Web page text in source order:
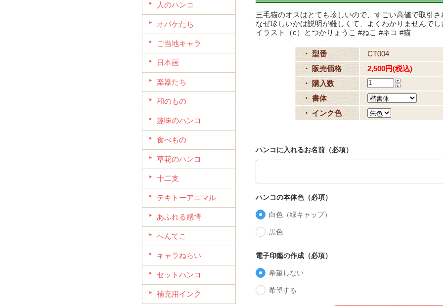
人のハンコ
オバケたち
ご当地キャラ
日本画
楽器たち
和のもの
趣味のハンコ
食べもの
草花のハンコ
十二支
テキトーアニマル
あふれる感情
へんてこ
キャラねらい
セットハンコ
補充用インク
三毛猫のオスはとても珍しいので、すごい高値で取引
なぜ珍しいかは説明が難しくて、よくわかりませんでし
イラスト（c）とつかりょうこ #ねこ #ネコ #猫
・ 型番
CT004
・ 販売価格
2,500円(税込)
・ 購入数
・ 書体
・ インク色
ハンコに入れるお名前（必項）
ハンコの本体色（必項）
白色（緑キャップ）
黒色
電子印鑑の作成（必項）
希望しない
希望する